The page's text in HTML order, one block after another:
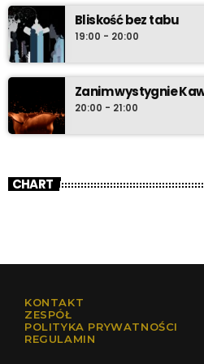
Bliskość bez tabu
19:00 - 20:00
Zanim wystygnie
20:00 - 21:00
CHART
KONTAKT
ZESPÓŁ
POLITYKA PRYWATNOŚCI
REGULAMIN